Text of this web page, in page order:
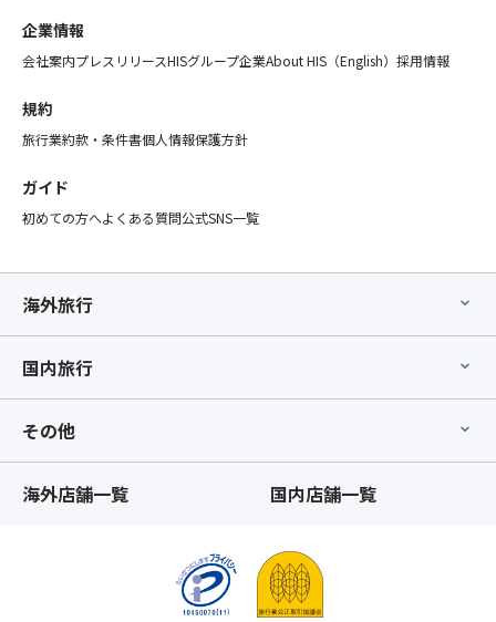
企業情報
会社案内プレスリリースHISグループ企業About HIS（English） 採用情報
規約
旅行業約款・条件書個人情報保護方針
ガイド
初めての方へよくある質問公式SNS一覧
海外旅行
国内旅行
その他
海外店舗一覧 国内店舗一覧